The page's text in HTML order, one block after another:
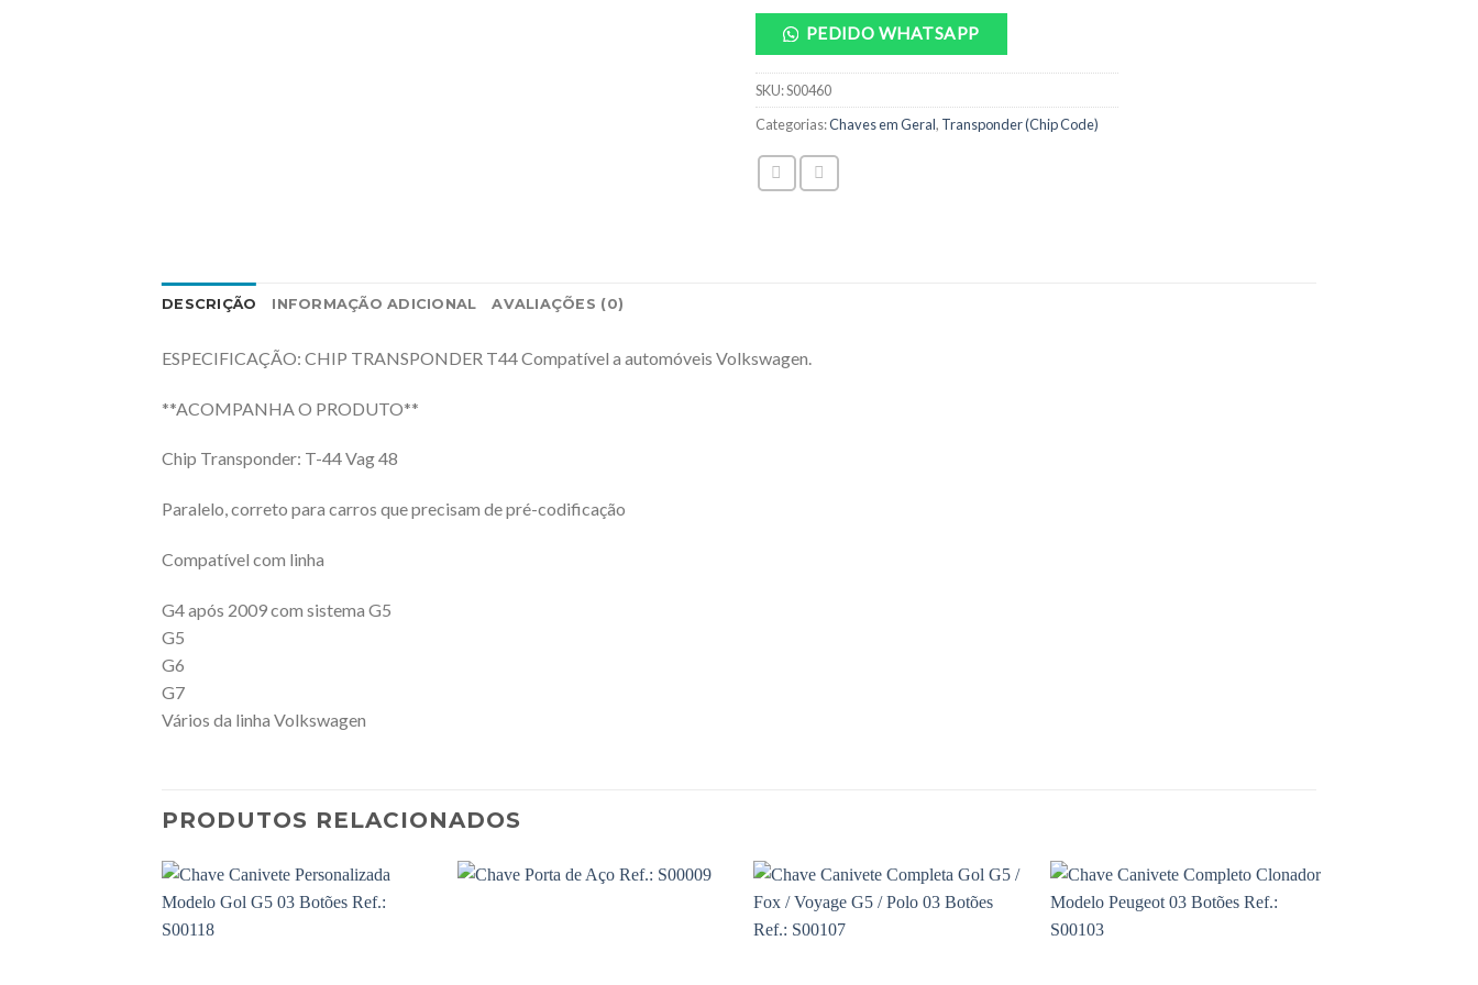
PEDIDO WHATSAPP
SKU:S00460
Categorias:Chaves em Geral, Transponder (Chip Code)
DESCRIÇÃO INFORMAÇÃO ADICIONAL AVALIAÇÕES (0)
ESPECIFICAÇÃO: CHIP TRANSPONDER T44 Compatível a automóveis Volkswagen.
**ACOMPANHA O PRODUTO**
Chip Transponder: T-44 Vag 48
Paralelo, correto para carros que precisam de pré-codificação
Compatível com linha
G4 após 2009 com sistema G5
G5
G6
G7
Vários da linha Volkswagen
PRODUTOS RELACIONADOS